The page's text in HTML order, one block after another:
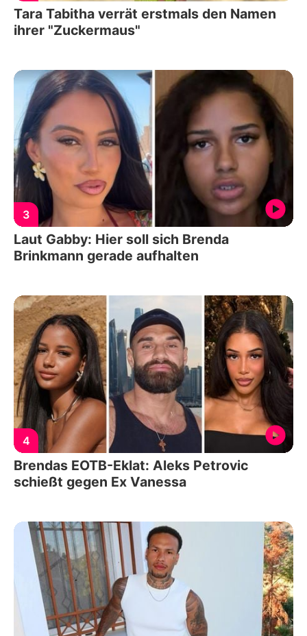
Tara Tabitha verrät erstmals den Namen
ihrer "Zuckermaus"
3
Laut Gabby: Hier soll sich Brenda
Brinkmann gerade aufhalten
4
Brendas EOTB-Eklat: Aleks Petrovic
schießt gegen Ex Vanessa